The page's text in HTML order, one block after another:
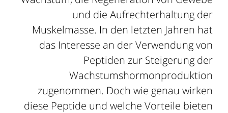
und die Aufrechterhaltung der
Muskelmasse. In den letzten Jahren hat
das Interesse an der Verwendung von
Peptiden zur Steigerung der
Wachstumshormonproduktion
zugenommen. Doch wie genau wirken
diese Peptide und welche Vorteile bieten